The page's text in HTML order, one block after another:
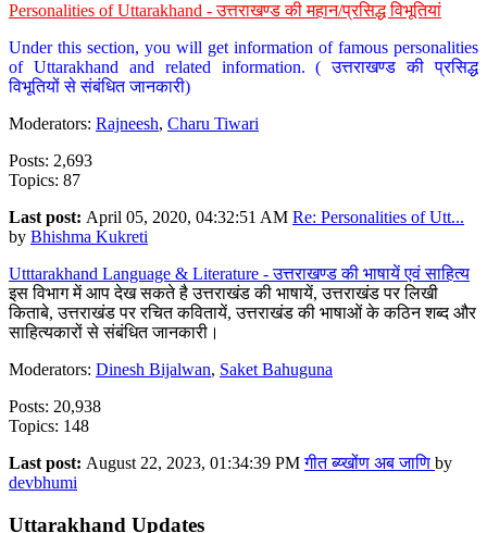
Personalities of Uttarakhand - उत्तराखण्ड की महान/प्रसिद्ध विभूतियां
Under this section, you will get information of famous personalities
of Uttarakhand and related information. ( उत्तराखण्ड की प्रसिद्ध
विभूतियों से संबंधित जानकारी)
Moderators: Rajneesh, Charu Tiwari
Posts: 2,693
Topics: 87
Last post: April 05, 2020, 04:32:51 AM Re: Personalities of Utt...
by Bhishma Kukreti
Utttarakhand Language & Literature - उत्तराखण्ड की भाषायें एवं साहित्य
इस विभाग में आप देख सकते है उत्तराखंड की भाषायें, उत्तराखंड पर लिखी
किताबे, उत्तराखंड पर रचित कवितायें, उत्तराखंड की भाषाओं के कठिन शब्द और
साहित्यकारों से संबंधित जानकारी।
Moderators: Dinesh Bijalwan, Saket Bahuguna
Posts: 20,938
Topics: 148
Last post: August 22, 2023, 01:34:39 PMगीत ब्य्खोंण अब जाणि by
devbhumi
Uttarakhand Updates